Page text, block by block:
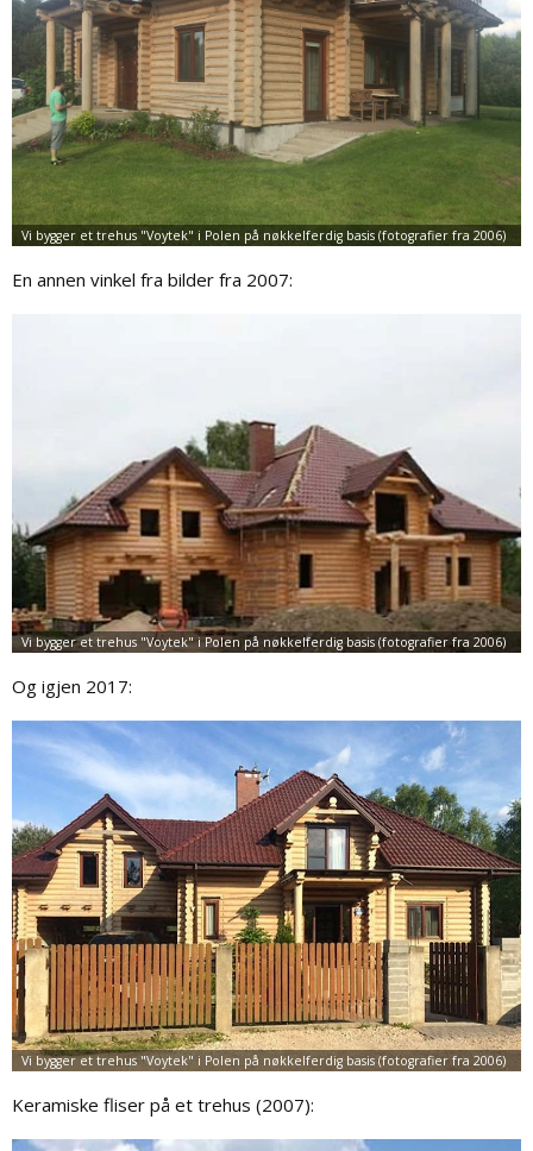
En annen vinkel fra bilder fra 2007:
Og igjen 2017:
Keramiske fliser på et trehus (2007):